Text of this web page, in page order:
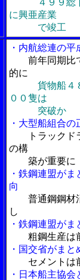
４９９総
に興亜産業
で竣工
・内航総連の
前年同期比
的に
貨物船４
００隻は
突破か
・大型船組合
トラック
の構
築が重要に
・鉄鋼連盟が
向
普通鋼鋼材
し
・鉄鋼連盟が
粗鋼生産は
・国交省がま
セメントは
・日本船主協